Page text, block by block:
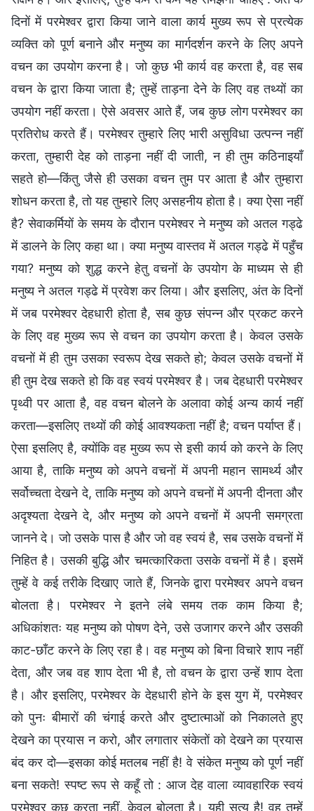
दिनों में परमेश्वर द्वारा किया जाने वाला कार्य मुख्य रूप से प्रत्येक
व्यक्ति को पूर्ण बनाने और मनुष्य का मार्गदर्शन करने के लिए अपने
वचन का उपयोग करना है। जो कुछ भी कार्य वह करता है, वह सब
वचन के द्वारा किया जाता है; तुम्हें ताड़ना देने के लिए वह तथ्यों का
उपयोग नहीं करता। ऐसे अवसर आते हैं, जब कुछ लोग परमेश्वर का
प्रतिरोध करते हैं। परमेश्वर तुम्हारे लिए भारी असुविधा उत्पन्न नहीं
करता, तुम्हारी देह को ताड़ना नहीं दी जाती, न ही तुम कठिनाइयाँ
सहते हो—किंतु जैसे ही उसका वचन तुम पर आता है और तुम्हारा
शोधन करता है, तो यह तुम्हारे लिए असहनीय होता है। क्या ऐसा नहीं
है? सेवाकर्मियों के समय के दौरान परमेश्वर ने मनुष्य को अतल गड्ढे
में डालने के लिए कहा था। क्या मनुष्य वास्तव में अतल गड्ढे में पहुँच
गया? मनुष्य को शुद्ध करने हेतु वचनों के उपयोग के माध्यम से ही
मनुष्य ने अतल गड्ढे में प्रवेश कर लिया। और इसलिए, अंत के दिनों
में जब परमेश्वर देहधारी होता है, सब कुछ संपन्न और प्रकट करने
के लिए वह मुख्य रूप से वचन का उपयोग करता है। केवल उसके
वचनों में ही तुम उसका स्वरूप देख सकते हो; केवल उसके वचनों में
ही तुम देख सकते हो कि वह स्वयं परमेश्वर है। जब देहधारी परमेश्वर
पृथ्वी पर आता है, वह वचन बोलने के अलावा कोई अन्य कार्य नहीं
करता—इसलिए तथ्यों की कोई आवश्यकता नहीं है; वचन पर्याप्त हैं।
ऐसा इसलिए है, क्योंकि वह मुख्य रूप से इसी कार्य को करने के लिए
आया है, ताकि मनुष्य को अपने वचनों में अपनी महान सामर्थ्य और
सर्वोच्चता देखने दे, ताकि मनुष्य को अपने वचनों में अपनी दीनता और
अदृश्यता देखने दे, और मनुष्य को अपने वचनों में अपनी समग्रता
जानने दे। जो उसके पास है और जो वह स्वयं है, सब उसके वचनों में
निहित है। उसकी बुद्धि और चमत्कारिकता उसके वचनों में है। इसमें
तुम्हें वे कई तरीके दिखाए जाते हैं, जिनके द्वारा परमेश्वर अपने वचन
बोलता है। परमेश्वर ने इतने लंबे समय तक काम किया है;
अधिकांशतः यह मनुष्य को पोषण देने, उसे उजागर करने और उसकी
काट-छाँट करने के लिए रहा है। वह मनुष्य को बिना विचारे शाप नहीं
देता, और जब वह शाप देता भी है, तो वचन के द्वारा उन्हें शाप देता
है। और इसलिए, परमेश्वर के देहधारी होने के इस युग में, परमेश्वर
को पुनः बीमारों की चंगाई करते और दुष्टात्माओं को निकालते हुए
देखने का प्रयास न करो, और लगातार संकेतों को देखने का प्रयास
बंद कर दो—इसका कोई मतलब नहीं है! वे संकेत मनुष्य को पूर्ण नहीं
बना सकते! स्पष्ट रूप से कहूँ तो : आज देह वाला व्यावहारिक स्वयं
परमेश्वर कुछ करता नहीं, केवल बोलता है। यही सत्य है! वह तुम्हें